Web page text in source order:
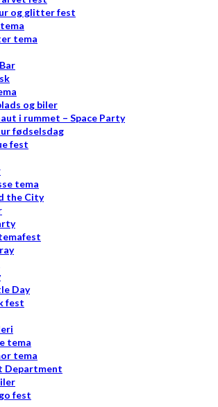
og glitter fest
tema
og biler
i rummet – Space Party
fødselsdag
fest
tema
the City
Day
fest
tema
tema
Department
fest